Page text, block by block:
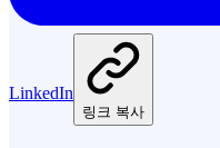
LinkedIn
링크 복사